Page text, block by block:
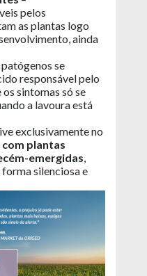
pelos
as plantas logo
ainda
se
responsável pelo
sintomas só se
a lavoura está
exclusivamente no
plantas
emergidas,
silenciosa e